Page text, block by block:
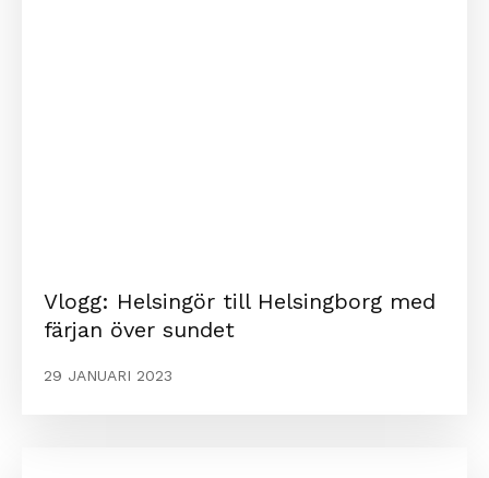
Vlogg: Helsingör till Helsingborg med
färjan över sundet
29 JANUARI 2023